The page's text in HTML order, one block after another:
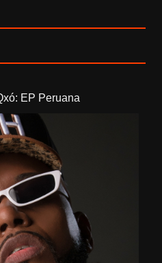
EP Peruana